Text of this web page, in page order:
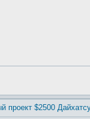
проект $2500